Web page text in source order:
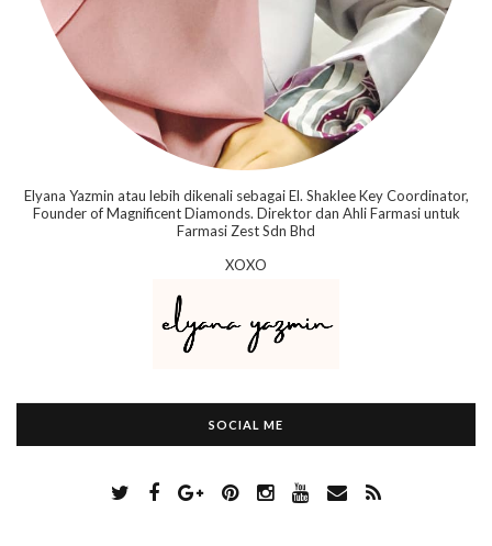
Elyana Yazmin atau lebih dikenali sebagai El. Shaklee Key Coordinator,
Founder of Magnificent Diamonds. Direktor dan Ahli Farmasi untuk
Farmasi Zest Sdn Bhd
XOXO
SOCIAL ME